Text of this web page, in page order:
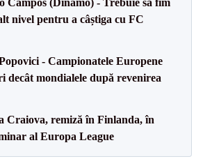
nivel pentru a câștiga cu FC
- Campionatele Europene
decât mondialele după revenirea
Craiova, remiză în Finlanda, în
al Europa League